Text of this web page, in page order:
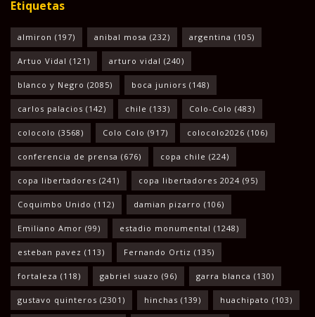
Etiquetas
almiron (197) anibal mosa (232) argentina (105)
Artuo Vidal (121) arturo vidal (240)
blanco y Negro (2085) boca juniors (148)
carlos palacios (142) chile (133) Colo-Colo (483)
colocolo (3568) Colo Colo (917) colocolo2026 (106)
conferencia de prensa (676) copa chile (224)
copa libertadores (241) copa libertadores 2024 (95)
Coquimbo Unido (112) damian pizarro (106)
Emiliano Amor (99) estadio monumental (1248)
esteban pavez (113) Fernando Ortiz (135)
fortaleza (118) gabriel suazo (96) garra blanca (130)
gustavo quinteros (2301) hinchas (139) huachipato (103)